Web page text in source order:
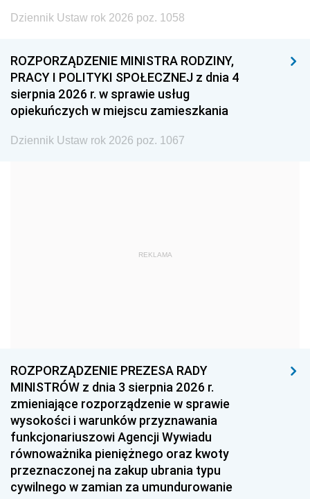
1999 1998
1993 1992 1991
1990 1989
1987 1986 1985
1984 1983
1957 1956
1954 1953
1951 1950
1948 1947
1945 1944 1939
1938 1937 1936
Dziennik Ustaw rok 2026 poz. 1058
ROZPORZĄDZENIE MINISTRA RODZINY,
PRACY I POLITYKI SPOŁECZNEJ z dnia 4
sierpnia 2026 r. w sprawie usług
opiekuńczych w miejscu zamieszkania
Dziennik Ustaw rok 2026 poz. 1067
REKLAMA
ROZPORZĄDZENIE PREZESA RADY
MINISTRÓW z dnia 3 sierpnia 2026 r.
zmieniające rozporządzenie w sprawie
wysokości i warunków przyznawania
funkcjonariuszowi Agencji Wywiadu
równoważnika pieniężnego oraz kwoty
przeznaczonej na zakup ubrania typu
cywilnego w zamian za umundurowanie